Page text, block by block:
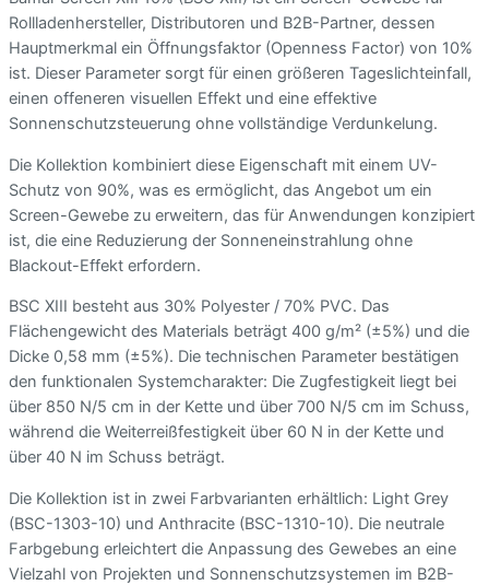
Rollladenhersteller, Distributoren und B2B-Partner, dessen
Hauptmerkmal ein Öffnungsfaktor (Openness Factor) von 10%
ist. Dieser Parameter sorgt für einen größeren Tageslichteinfall,
einen offeneren visuellen Effekt und eine effektive
Sonnenschutzsteuerung ohne vollständige Verdunkelung.
Die Kollektion kombiniert diese Eigenschaft mit einem UV-
Schutz von 90%, was es ermöglicht, das Angebot um ein
Screen-Gewebe zu erweitern, das für Anwendungen konzipiert
ist, die eine Reduzierung der Sonneneinstrahlung ohne
Blackout-Effekt erfordern.
BSC XIII besteht aus 30% Polyester / 70% PVC. Das
Flächengewicht des Materials beträgt 400 g/m² (±5%) und die
Dicke 0,58 mm (±5%). Die technischen Parameter bestätigen
den funktionalen Systemcharakter: Die Zugfestigkeit liegt bei
über 850 N/5 cm in der Kette und über 700 N/5 cm im Schuss,
während die Weiterreißfestigkeit über 60 N in der Kette und
über 40 N im Schuss beträgt.
Die Kollektion ist in zwei Farbvarianten erhältlich: Light Grey
(BSC-1303-10) und Anthracite (BSC-1310-10). Die neutrale
Farbgebung erleichtert die Anpassung des Gewebes an eine
Vielzahl von Projekten und Sonnenschutzsystemen im B2B-